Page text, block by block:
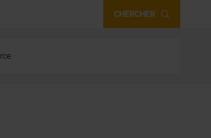
CHERCHER